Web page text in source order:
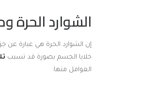
الشوارد
إن الشوارد الحرة هي عبارة عن
خلايا الجسم بصورة قد تسبب
العوامل منها: